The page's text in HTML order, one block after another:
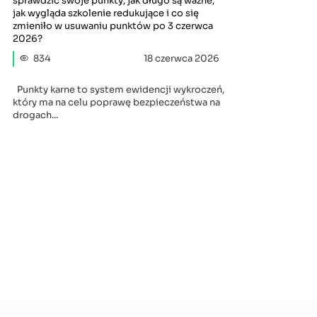
jak wygląda szkolenie redukujące i co się
zmieniło w usuwaniu punktów po 3 czerwca
2026?
834
18 czerwca 2026
Punkty karne to system ewidencji wykroczeń,
który ma na celu poprawę bezpieczeństwa na
drogach...